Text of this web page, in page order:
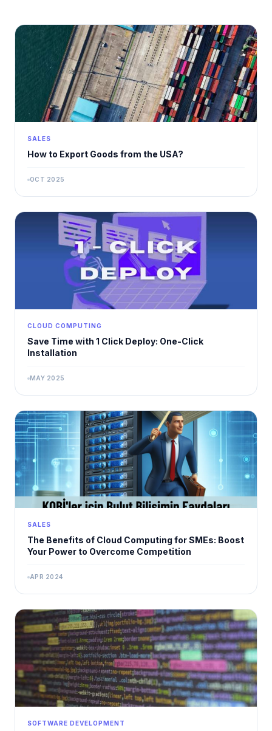
SALES
How to Export Goods from the USA?
OCT 2025
CLOUD COMPUTING
Save Time with 1 Click Deploy: One-Click
Installation
MAY 2025
SALES
The Benefits of Cloud Computing for SMEs: Boost
Your Power to Overcome Competition
APR 2024
SOFTWARE DEVELOPMENT